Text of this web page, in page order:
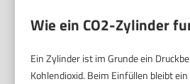
Wie ein CO2-Zylinder
Ein Zylinder ist im Grunde ein
Kohlendioxid. Beim Einfüllen bleibt